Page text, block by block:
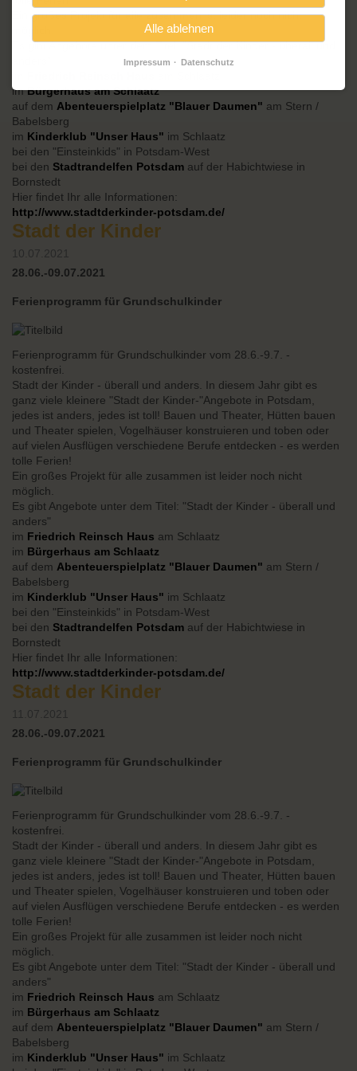
Ein großes Projekt für alle zusammen ist leider noch nicht
Es gibt Angebote unter dem Titel: "Stadt der Kinder - überall und
imBürgerhaus am Schlaatz
auf dem Abenteuerspielplatz "Blauer Daumen" am Stern /
Babelsberg
im Kinderklub "Unser Haus" im Schlaatz
bei den "Einsteinkids" in Potsdam-West
bei den Stadtrandelfen Potsdam auf der Habichtwiese in
Bornstedt
Hier findet Ihr alle Informationen:
http://www.stadtderkinder-potsdam.de/
Stadt der Kinder
10.07.2021
28.06.-09.07.2021
Ferienprogramm für Grundschulkinder
Ferienprogramm für Grundschulkinder vom 28.6.-9.7. -
kostenfrei.
Stadt der Kinder - überall und anders. In diesem Jahr gibt es
ganz viele kleinere "Stadt der Kinder-"Angebote in Potsdam,
jedes ist anders, jedes ist toll! Bauen und Theater, Hütten bauen
und Theater spielen, Vogelhäuser konstruieren und toben oder
auf vielen Ausflügen verschiedene Berufe entdecken - es werden
tolle Ferien!
Ein großes Projekt für alle zusammen ist leider noch nicht
möglich.
Es gibt Angebote unter dem Titel: "Stadt der Kinder - überall und
anders"
im Friedrich Reinsch Haus am Schlaatz
im Bürgerhaus am Schlaatz
auf dem Abenteuerspielplatz "Blauer Daumen" am Stern /
Babelsberg
im Kinderklub "Unser Haus" im Schlaatz
bei den "Einsteinkids" in Potsdam-West
bei den Stadtrandelfen Potsdam auf der Habichtwiese in
Bornstedt
Hier findet Ihr alle Informationen:
http://www.stadtderkinder-potsdam.de/
Stadt der Kinder
11.07.2021
28.06.-09.07.2021
Ferienprogramm für Grundschulkinder
Ferienprogramm für Grundschulkinder vom 28.6.-9.7. -
kostenfrei.
Stadt der Kinder - überall und anders. In diesem Jahr gibt es
ganz viele kleinere "Stadt der Kinder-"Angebote in Potsdam,
jedes ist anders, jedes ist toll! Bauen und Theater, Hütten bauen
und Theater spielen, Vogelhäuser konstruieren und toben oder
auf vielen Ausflügen verschiedene Berufe entdecken - es werden
tolle Ferien!
Ein großes Projekt für alle zusammen ist leider noch nicht
möglich.
Es gibt Angebote unter dem Titel: "Stadt der Kinder - überall und
anders"
im Friedrich Reinsch Haus am Schlaatz
im Bürgerhaus am Schlaatz
auf dem Abenteuerspielplatz "Blauer Daumen" am Stern /
Babelsberg
im Kinderklub "Unser Haus" im Schlaatz
Alle ablehnen
Impressum Datenschutz